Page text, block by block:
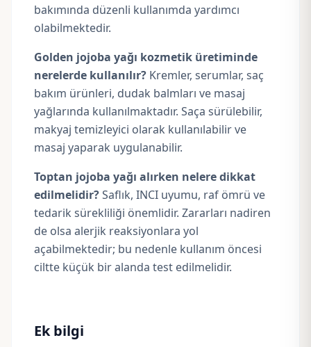
bakımında düzenli kullanımda yardımcı
olabilmektedir.
Golden jojoba yağı kozmetik üretiminde
nerelerde kullanılır? Kremler, serumlar, saç
bakım ürünleri, dudak balmları ve masaj
yağlarında kullanılmaktadır. Saça sürülebilir,
makyaj temizleyici olarak kullanılabilir ve
masaj yaparak uygulanabilir.
Toptan jojoba yağı alırken nelere dikkat
edilmelidir?Saflık, INCI uyumu, raf ömrü ve
tedarik sürekliliği önemlidir. Zararları nadiren
de olsa alerjik reaksiyonlara yol
açabilmektedir; bu nedenle kullanım öncesi
ciltte küçük bir alanda test edilmelidir.
Ek bilgi